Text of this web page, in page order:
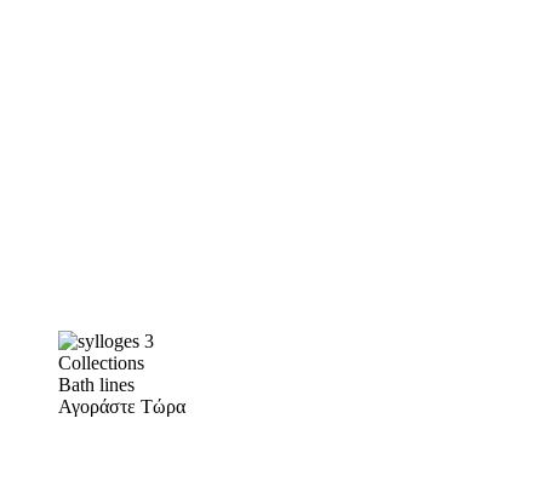
Collections
Bath lines
Αγοράστε Τώρα